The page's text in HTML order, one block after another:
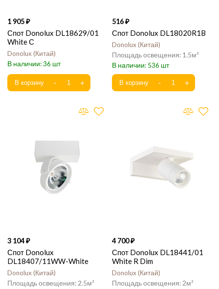
1 905
Спот Donolux DL18629/01
White С
Donolux Китай
36
516
Спот Donolux DL18020R1B
Donolux Китай
1.5
536
3 104
Спот Donolux
DL18407/11WW-White
Donolux Китай
2.5
4 700
Спот Donolux DL18441/01
White R Dim
Donolux Китай
2